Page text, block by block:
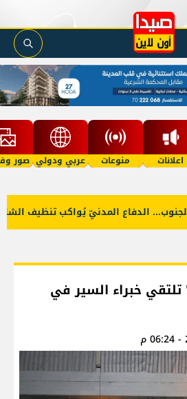
اعلانات منوعات عربي ودولي صور
المدنيّ يُواكب تنظيف الشاطئ
خبراء السير في